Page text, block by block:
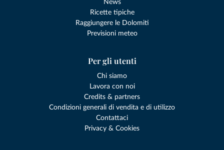
News
Ricette tipiche
Raggiungere le Dolomiti
Previsioni meteo
Per gli utenti
Chi siamo
Lavora con noi
Credits & partners
Condizioni generali di vendita e di utilizzo
Contattaci
Privacy & Cookies